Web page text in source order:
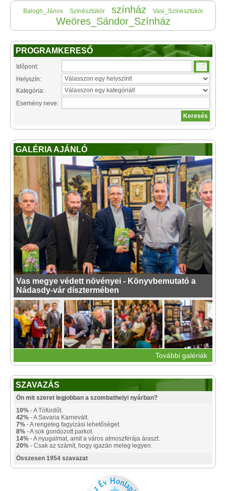
Balogh_János Színésztükör színház Vasi_Színésztükör
Weöres_Sándor_Színház
PROGRAMKERESŐ
Időpont:
Helyszín:
Kategória:
Esemény neve:
GALÉRIA AJÁNLÓ
Vas megye védett növényei - Könyvbemutató a
Nádasdy-vár dísztermében
További galériák
SZAVAZÁS
Ön mit szeret legjobban a szombathelyi nyárban?
10% - A Tófürdőt.
42% - A Savaria Karnevált.
7% - A rengeteg fagyizási lehetőséget.
8% - A sok gondozott parkot.
14% - A nyugalmat, amit a város atmoszférája áraszt.
20% - Csak az számít, hogy igazán meleg legyen.
Összesen 1954 szavazat